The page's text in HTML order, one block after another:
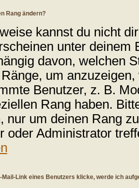
Rang ändern?
kannst du nicht
unter deinem
davon, welchen
Ränge, um
Benutzer, z. B.
Rang haben.
nur um deinen Rang
oder Administrator
Mail-Link eines Benutzers klicke, werde ich